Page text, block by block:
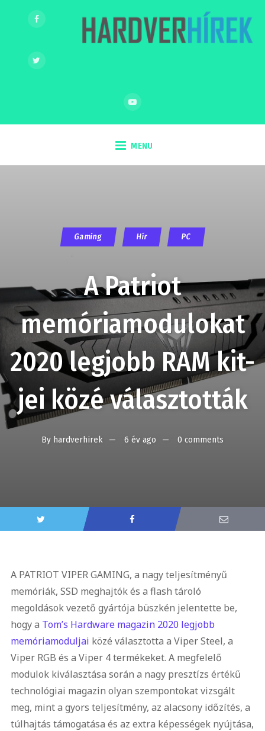
MENU
Gaming Hír PC
A Patriot
memóriamodulokat
2020 legjobb RAM kit-
jei közé választották
By hardverhirek 6 év ago 0 comments
A PATRIOT VIPER GAMING, a nagy teljesítményű
memóriák, SSD meghajtók és a flash tároló
megoldások vezető gyártója büszkén jelentette be,
hogy a Tom’s Hardware magazin 2020 legjobb
memóriamoduljai közé választotta a Viper Steel, a
Viper RGB és a Viper 4 termékeket. A megfelelő
modulok kiválasztása során a nagy presztízs értékű
technológiai magazin olyan szempontokat vizsgált
meg, mint a gyors teljesítmény, az alacsony időzítés, a
túlhajtás támogatása és az extra képességek nyújtása,